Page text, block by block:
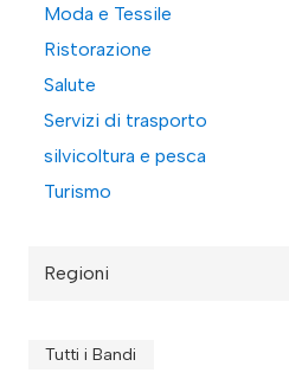
Moda e Tessile
Ristorazione
Salute
Servizi di trasporto
silvicoltura e pesca
Turismo
Regioni
Tutti i Bandi